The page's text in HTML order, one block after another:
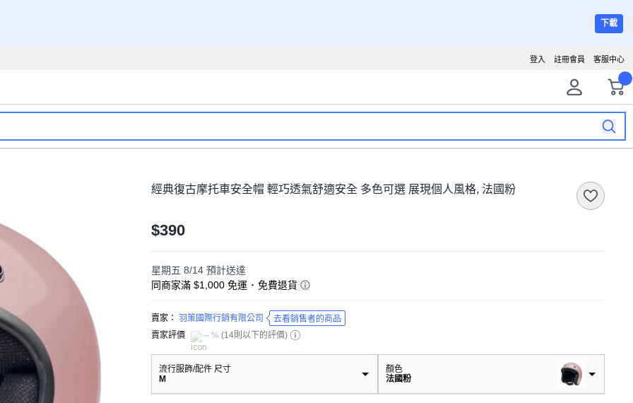
下載
客服中心
註冊會員
登入
經典復古摩托車安全帽 輕巧透氣舒適安全 多色可選 展現個人風格, 法國粉
$390
星期五 8/14 預計送達
同商家滿 $1,000 免運 ･ 免費退貨
賣家： 羽策國際行銷有限公司
去看銷售者的商品
賣家評價
-- % (14則以下的評價)
流行服飾/配件 尺寸
M
顏色
法國粉